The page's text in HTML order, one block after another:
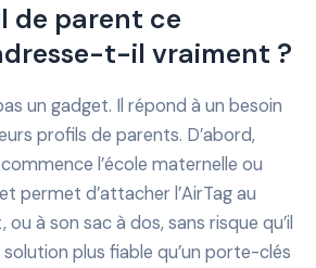
de parent ce
t-il vraiment ?
un gadget. Il répond à un besoin
profils de parents. D’abord,
l’école maternelle ou
permet d’attacher l’AirTag au
ou à son sac à dos, sans risque qu’il
solution plus fiable qu’un porte-clés